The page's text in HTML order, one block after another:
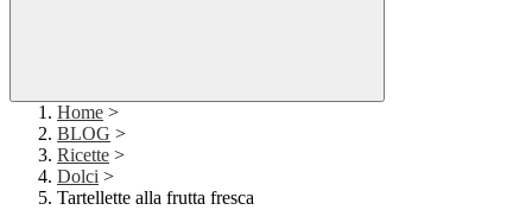
Home >
BLOG >
Ricette >
Dolci >
Tartellette alla frutta fresca